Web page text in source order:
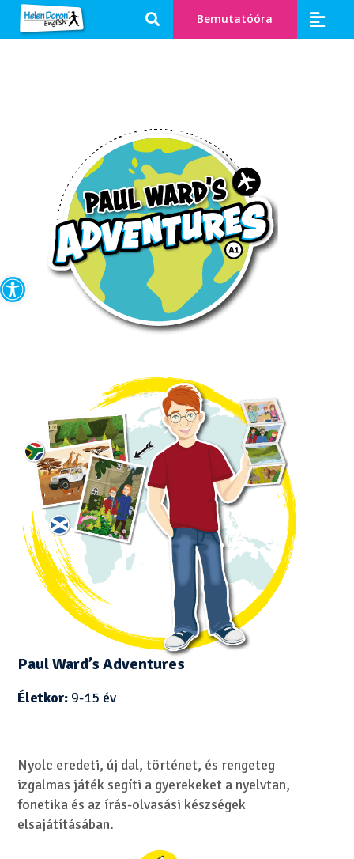
Eszköztár megnyitása
Bemutatóóra
Paul Ward’s Adventures
Életkor: 9-15 év
Nyolc eredeti, új dal, történet, és rengeteg
izgalmas játék segíti a gyerekeket a nyelvtan,
fonetika és az írás-olvasási készségek
elsajátításában.